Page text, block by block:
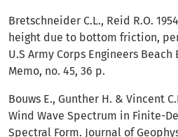
Bretschneider C.L., Reid R.O.
height due to bottom friction,
U.S Army Corps Engineers Beach
Memo, no. 45, 36 p.
Bouws E., Gunther H. & Vincent
Wind Wave Spectrum in Finite-
Spectral Form. Journal of